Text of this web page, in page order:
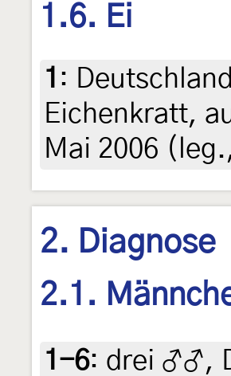
1.6. Ei
1 :
Eichenkratt,
Mai 2006
2. Diagnose
2.1.
1-6: drei ♂♂,